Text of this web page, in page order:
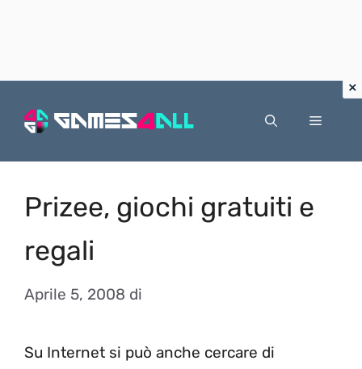
Menu
Prizee, giochi gratuiti e
regali
Aprile 5, 2008 di
Su Internet si può anche cercare di